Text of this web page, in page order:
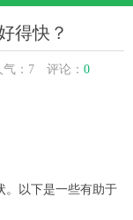
得快？
： 7评论： 0
以下是一些有助于